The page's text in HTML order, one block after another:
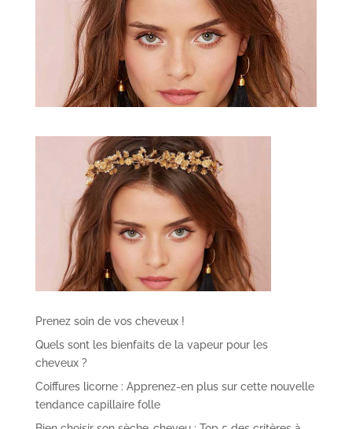
Prenez soin de vos cheveux !
Quels sont les bienfaits de la vapeur pour les
cheveux ?
Coiffures licorne : Apprenez-en plus sur cette nouvelle
tendance capillaire folle